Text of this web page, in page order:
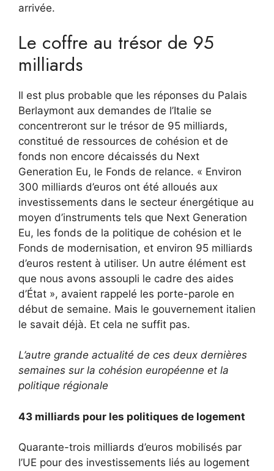
arrivée.
Le coffre au trésor de 95
milliards
Il est plus probable que les réponses du Palais
Berlaymont aux demandes de l’Italie se
concentreront sur le trésor de 95 milliards,
constitué de ressources de cohésion et de
fonds non encore décaissés du Next
Generation Eu, le Fonds de relance. « Environ
300 milliards d’euros ont été alloués aux
investissements dans le secteur énergétique au
moyen d’instruments tels que Next Generation
Eu, les fonds de la politique de cohésion et le
Fonds de modernisation, et environ 95 milliards
d’euros restent à utiliser. Un autre élément est
que nous avons assoupli le cadre des aides
d’État », avaient rappelé les porte-parole en
début de semaine. Mais le gouvernement italien
le savait déjà. Et cela ne suffit pas.
L’autre grande actualité de ces deux dernières
semaines sur la cohésion européenne et la
politique régionale
43 milliards pour les politiques de logement
Quarante-trois milliards d’euros mobilisés par
l’UE pour des investissements liés au logement